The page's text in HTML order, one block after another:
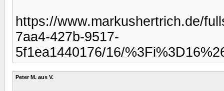
https://www.markushertrich.de/
7aa4-427b-9517-
5f1ea1440176/16/
Peter M. aus V.